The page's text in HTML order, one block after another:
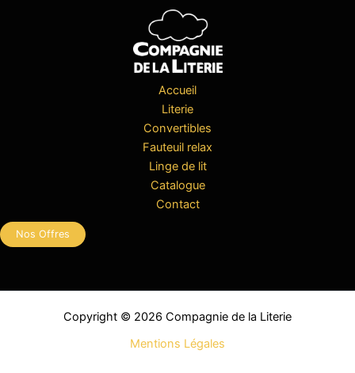
Accueil
Literie
Convertibles
Fauteuil relax
Linge de lit
Catalogue
Contact
Nos Offres
Copyright © 2026 Compagnie de la Literie
Mentions Légales